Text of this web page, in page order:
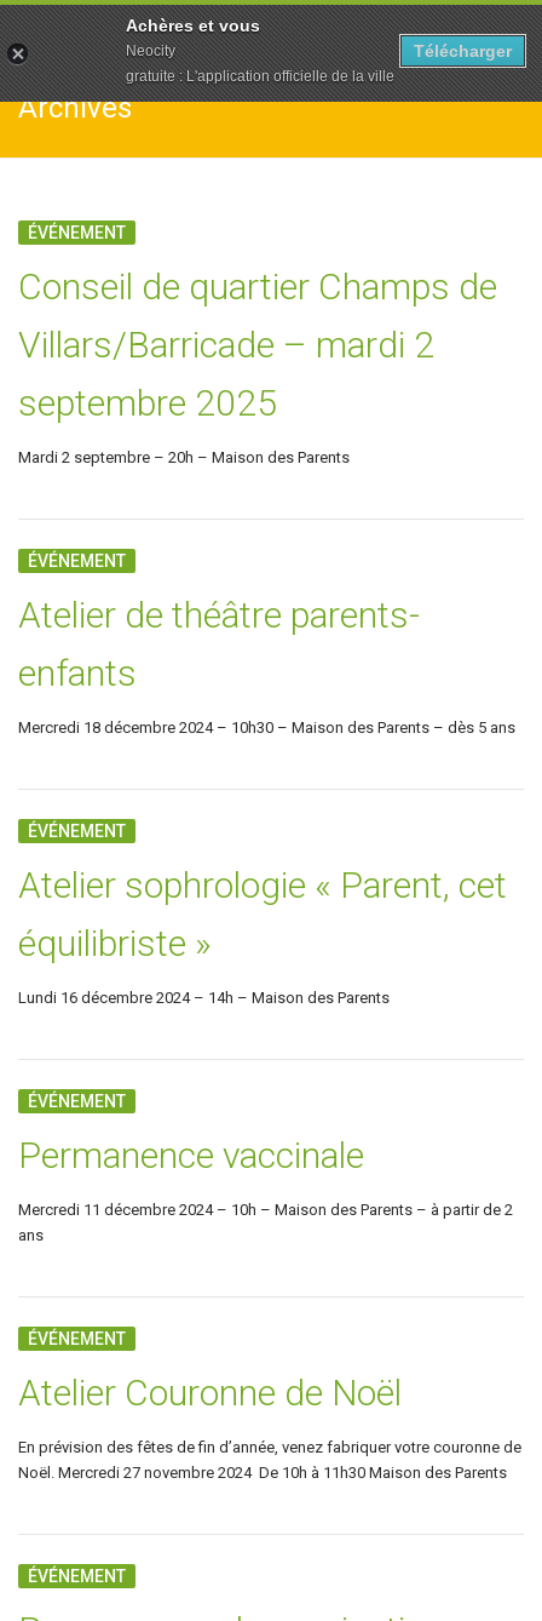
Archives
ÉVÉNEMENT
Conseil de quartier Champs de
Villars/Barricade – mardi 2
septembre 2025
Mardi 2 septembre – 20h – Maison des Parents
ÉVÉNEMENT
Atelier de théâtre parents-
enfants
Mercredi 18 décembre 2024 – 10h30 – Maison des Parents – dès 5 ans
ÉVÉNEMENT
Atelier sophrologie « Parent, cet
équilibriste »
Lundi 16 décembre 2024 – 14h – Maison des Parents
ÉVÉNEMENT
Permanence vaccinale
Mercredi 11 décembre 2024 – 10h – Maison des Parents – à partir de 2
ans
ÉVÉNEMENT
Atelier Couronne de Noël
En prévision des fêtes de fin d’année, venez fabriquer votre couronne de
Noël. Mercredi 27 novembre 2024 De 10h à 11h30 Maison des Parents
ÉVÉNEMENT
Achères et vous
Neocity
gratuite : L'application officielle de la ville
Télécharger